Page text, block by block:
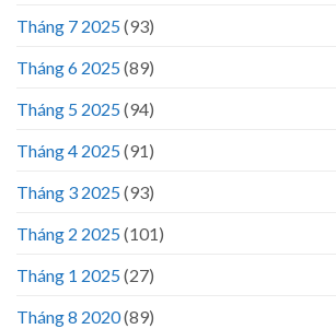
Tháng 7 2025(93)
Tháng 6 2025(89)
Tháng 5 2025(94)
Tháng 4 2025(91)
Tháng 3 2025(93)
Tháng 2 2025(101)
Tháng 1 2025(27)
Tháng 8 2020(89)